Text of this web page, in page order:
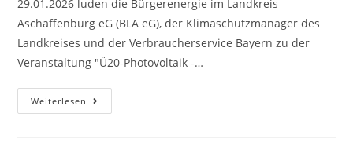
29.01.2026 luden die Bürgerenergie im Landkreis
Aschaffenburg eG (BLA eG), der Klimaschutzmanager des
Landkreises und der Verbraucherservice Bayern zu der
Veranstaltung "Ü20-Photovoltaik -…
Weiterlesen